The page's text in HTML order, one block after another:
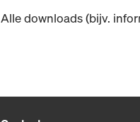
Alle downloads (bijv.